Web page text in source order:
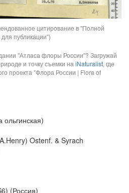
цитирование в "Полной
публикации")
"Атласа флоры России"? Загружай
и точку съемки на iNaturalist, где
проекта "Флора России | Flora of
ольгинская)
Ostenf. & Syrach
(Россия)